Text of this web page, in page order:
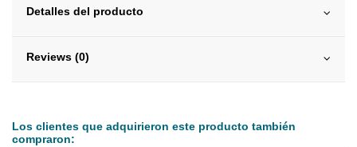
Detalles del producto
Reviews (0)
Los clientes que adquirieron este producto también
compraron: